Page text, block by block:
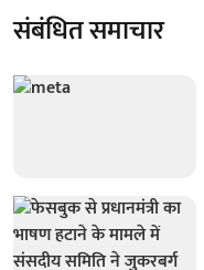
संबंधित समाचार